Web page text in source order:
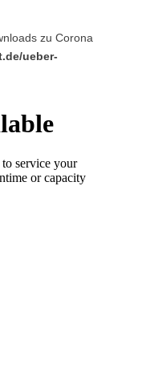
zu Corona
ueber-